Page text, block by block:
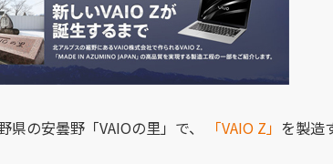
県の安曇野「VAIOの里」で、 「VAIO Z」 を製造